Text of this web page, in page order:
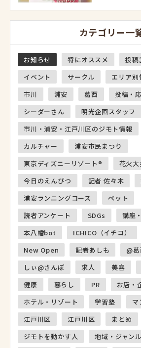
カテゴリー一
お知らせ 特にオススメ
投稿
イベント
サークル エリア別
市川
浦安 葛西
投稿・
シーダーさん
明光企画スタッフ
市川・浦安・江戸川区のジモト情報
カルチャー
浦安市民まつり
東京ディズニーリゾート®
花火大
今日のえんぴつ
記者 佐々木
浦安ランニングコース
ペット
読者アンケート
SDGs
講座
本八幡bot
ICHICO（イチコ）
New Open
記者あしも
@
しぃ@さんぽ
求人 美容
健康
暮らし PR
お店・
ホテル・リゾート
学習塾
マ
江戸川区
江戸川区
まとめ
ジモトを動かす人
地域・ジャンル